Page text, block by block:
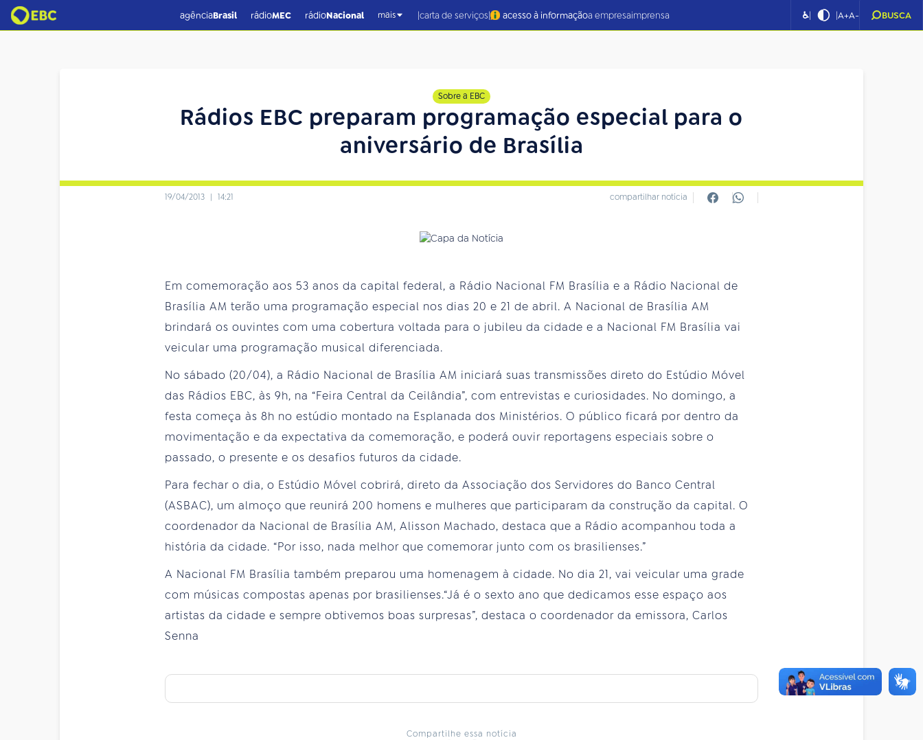
agênciaBrasil rádioMEC rádioNacional mais |carta de serviços| acesso à informaçãoa empresaimprensa ♿| |A+A- BUSCA
Sobre a EBC
Rádios EBC preparam programação especial para o
aniversário de Brasília
19/04/2013 | 14:21 compartilhar notícia
Em comemoração aos 53 anos da capital federal, a Rádio Nacional FM Brasília e a Rádio Nacional de
Brasília AM terão uma programação especial nos dias 20 e 21 de abril. A Nacional de Brasília AM
brindará os ouvintes com uma cobertura voltada para o jubileu da cidade e a Nacional FM Brasília vai
veicular uma programação musical diferenciada.
No sábado (20/04), a Rádio Nacional de Brasília AM iniciará suas transmissões direto do Estúdio Móvel
das Rádios EBC, às 9h, na “Feira Central da Ceilândia”, com entrevistas e curiosidades. No domingo, a
festa começa às 8h no estúdio montado na Esplanada dos Ministérios. O público ficará por dentro da
movimentação e da expectativa da comemoração, e poderá ouvir reportagens especiais sobre o
passado, o presente e os desafios futuros da cidade.
Para fechar o dia, o Estúdio Móvel cobrirá, direto da Associação dos Servidores do Banco Central
(ASBAC), um almoço que reunirá 200 homens e mulheres que participaram da construção da capital. O
coordenador da Nacional de Brasília AM, Alisson Machado, destaca que a Rádio acompanhou toda a
história da cidade. “Por isso, nada melhor que comemorar junto com os brasilienses.”
A Nacional FM Brasília também preparou uma homenagem à cidade. No dia 21, vai veicular uma grade
com músicas compostas apenas por brasilienses.“Já é o sexto ano que dedicamos esse espaço aos
artistas da cidade e sempre obtivemos boas surpresas”, destaca o coordenador da emissora, Carlos
Senna
Compartilhe essa notícia